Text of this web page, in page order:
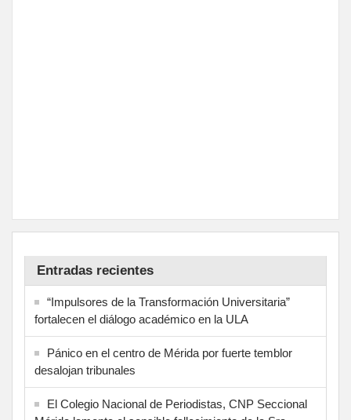
Entradas recientes
“Impulsores de la Transformación Universitaria”
fortalecen el diálogo académico en la ULA
Pánico en el centro de Mérida por fuerte temblor
desalojan tribunales
El Colegio Nacional de Periodistas, CNP Seccional